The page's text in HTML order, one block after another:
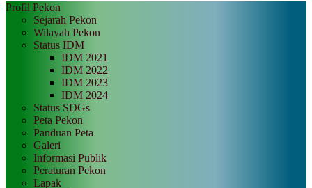
Profil Pekon
Sejarah Pekon
Wilayah Pekon
Status IDM
IDM 2021
IDM 2022
IDM 2023
IDM 2024
Status SDGs
Peta Pekon
Panduan Peta
Galeri
Informasi Publik
Peraturan Pekon
Lapak